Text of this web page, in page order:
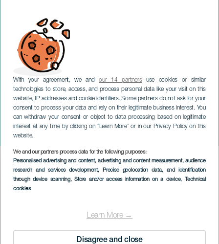
With your agreement, we andour 14 partnersuse cookies or similar
technologies to store, access, and process personal data like your visit on this
website, IP addresses and cookie identifiers. Some partners do not ask for your
consent to process your data and rely on their legitimate business interest. You
can withdraw your consent or object to data processing based on legitimate
interest at any time by clicking on “Learn More” or in our Privacy Policy on this
website.
We and our partners process data for the following purposes:
Personalised advertising and content, advertising and content measurement, audience
research and services development, Precise geolocation data, and identification
through device scanning, Store and/or access information on a device, Technical
cookies
Learn More →
Disagree and close
Territory and Wine Festival
TENERIFE
Imagen
Listado